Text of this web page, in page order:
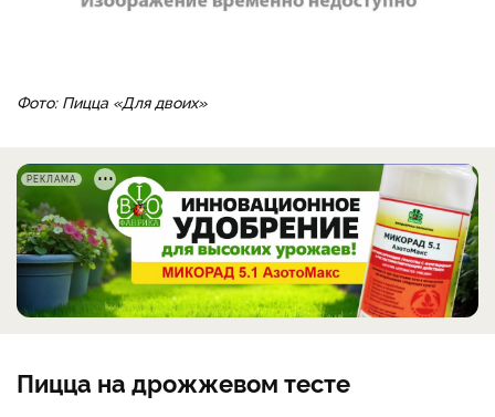
Фото: Пицца «Для двоих»
РЕКЛАМА
Пицца на дрожжевом тесте